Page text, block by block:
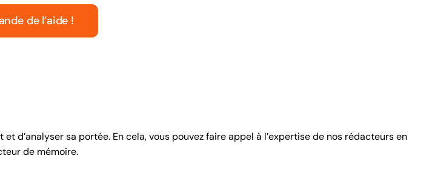
de l’aide !
sa portée. En cela, vous pouvez faire appel à l’expertise de nos rédacteurs en
de mémoire.